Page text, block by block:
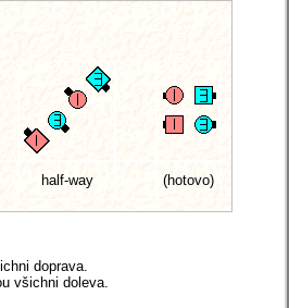
half-way (hotovo)
doprava.
všichni doleva.